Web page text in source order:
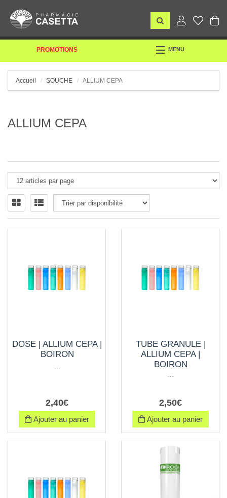
PROMOTIONS
TOGGLE
MENU
Accueil SOUCHE ALLIUM CEPA
ALLIUM CEPA
DOSE | ALLIUM CEPA |
BOIRON
2,40€
Ajouter au panier
TUBE GRANULE |
ALLIUM CEPA |
BOIRON
2,50€
Ajouter au panier